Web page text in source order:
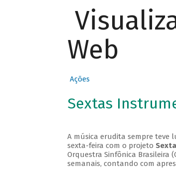
Web
Ações
Sextas
A música erudita sempre teve
sexta-feira com o projeto
Orquestra Sinfônica Brasileira
semanais, contando com